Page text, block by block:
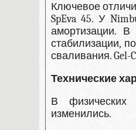
Ключевое
SpEva 45. У
амортизации. В
стабилизации,
сваливания. Gel-
Технические
В физических
изменились.